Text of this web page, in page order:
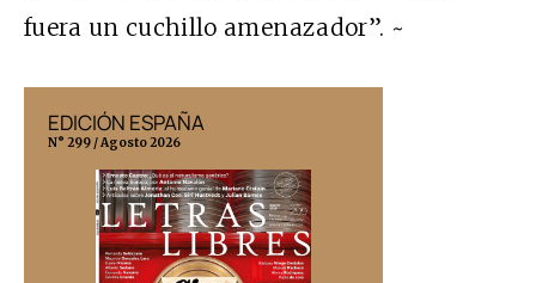
fuera un cuchillo amenazador”. ~
EDICIÓN ESPAÑA
N° 299 / Agosto 2026